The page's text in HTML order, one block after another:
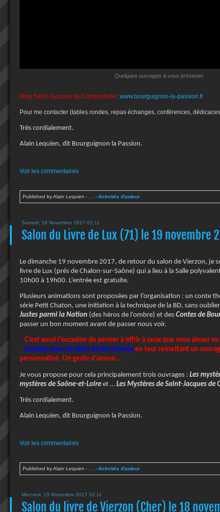
Quelques ouvrages à vous présenter.
Blog Saint-Jacques de Compostelle : www.bourguignon-la-passion.fr
Pour me contacter (tables rondes, repas échanges, conférences,
Très cordialement.
Alain Lequien, dit Bourguignon la Passion.
Voir les commentaires
Published by Alain Lequien - - Activités d'auteur
Samedi, 18 Novembre 2017 01:11
Salon du Livre de Lux (71) le 19 novembre
Le dimanche 19 novembre 2017, de retour du salon de Vierzon, je
livre de Lux (prés de Chalon-sur-Saône) qui a lieu à la Salle
10h00 à 19h00. L’entrée est gratuite.
Plusieurs animations sont proposées par l’organisation : un conte
série Petit Chaton, une initiation à la technique de la BD, sans
Justes parmi la Nation (des héros de l’ombre) et des Contes de
passer un bon moment avant de passer nous voir.
C’est aussi l’occasion de penser à offrir à ceux que vous aimez
durable pour les fêtes de fin d’année en leur remettant un
personnalisé. Un geste d’amour…
Je vous propose pour cela principalement trois ouvrages : Les
mystères de Saône-et-Loire et … Les Mystères de Saint-Jacques de
Très cordialement.
Alain Lequien, dit Bourguignon la Passion.
Voir les commentaires
Published by Alain Lequien - - Activités d'auteur
Mercredi, 15 Novembre 2017 12:11
Salon du livre de Vierzon (Cher) le 18